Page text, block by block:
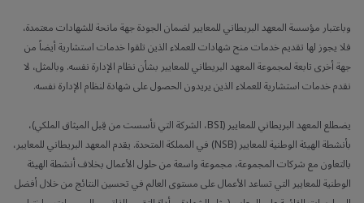
وباعتبار مؤسسة المعهد البريطاني للمعايير لضمان الجودة جهة مانحة للشهادات معتمدة،
فلا يجوز لها تقديم خدمات منح شهادات للعملاء الذين تلقوا خدمات استشارية أيضاً من
جهة أخرى تابعة لمجموعة المعهد البريطاني للمعايير بشأن نظام الإدارة نفسه. وبالمثل، لا
نقدم خدمات استشارية للعملاء الذين يريدون الحصول على شهادة لنظام الإدارة نفسه.
يضطلع المعهد البريطاني للمعايير (BSI، الشركة التي تأسست من قِبل الميثاق الملكي)،
بأنشطة الهيئة الوطنية للمعايير (NSB) في المملكة المتحدة. يقدم المعهد البريطاني للمعايير،
بالتعاون مع شركات المجموعة، مجموعة واسعة من حلول الأعمال بخلاف أنشطة الهيئة
الوطنية للمعايير التي تساعد الأعمال على مستوى العالم في تحسين النتائج من خلال أفضل